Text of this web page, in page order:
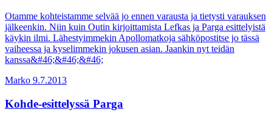
Otamme kohteistamme selvää jo ennen varausta ja tietysti varauksen
jälkeenkin. Niin kuin Outin kirjoittamista Lefkas ja Parga esittelyistä
käykin ilmi. Lähestyimmekin Apollomatkoja sähköpostitse jo tässä
vaiheessa ja kyselimmekin jokusen asian. Jaankin nyt teidän
kanssa&#46;&#46;&#46;
Marko 9.7.2013
Kohde-esittelyssä Parga